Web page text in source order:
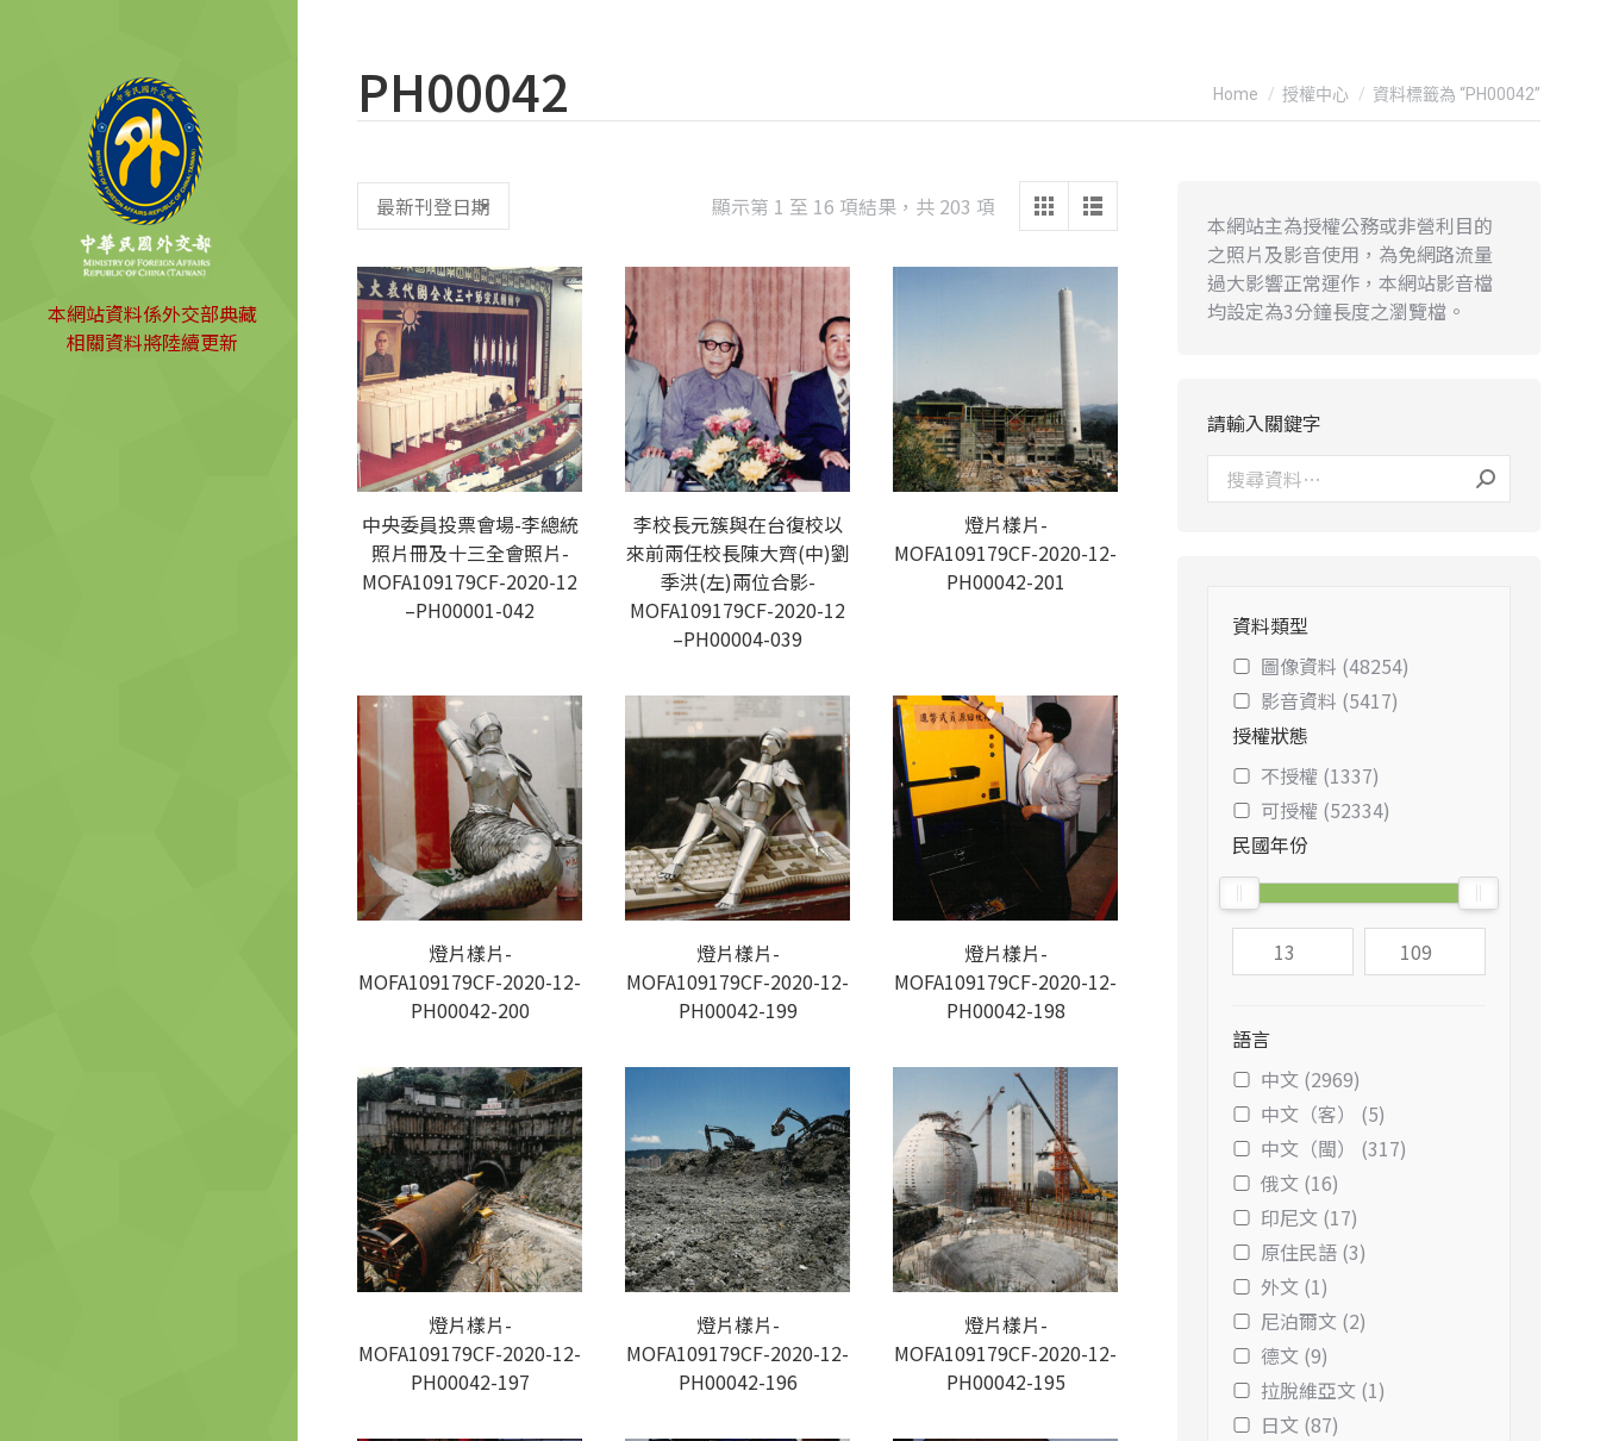
本網站資料係外交部典藏
相關資料將陸續更新
PH00042 You are here:
Home 授權中心 資料標籤為 “PH00042”
顯示第 1 至 16 項結果，共 203 項 Sorted
latest
中央委員投票會場-李總統
照片冊及十三全會照片-
MOFA109179CF-2020-12
–PH00001-042
李校長元簇與在台復校以
來前兩任校長陳大齊(中)劉
季洪(左)兩位合影-
MOFA109179CF-2020-12
–PH00004-039
燈片樣片-
MOFA109179CF-2020-12-
PH00042-201
燈片樣片-
MOFA109179CF-2020-12-
PH00042-200
燈片樣片-
MOFA109179CF-2020-12-
PH00042-199
燈片樣片-
MOFA109179CF-2020-12-
PH00042-198
燈片樣片-
MOFA109179CF-2020-12-
PH00042-197
燈片樣片-
MOFA109179CF-2020-12-
PH00042-196
燈片樣片-
MOFA109179CF-2020-12-
PH00042-195
本網站主為授權公務或非營利目的
之照片及影音使用，為免網路流量
過大影響正常運作，本網站影音檔
均設定為3分鐘長度之瀏覽檔。
請輸入關鍵字
資料類型
圖像資料 (48254)
影音資料 (5417)
授權狀態
不授權 (1337)
可授權 (52334)
民國年份
語言
中文 (2969)
中文（客） (5)
中文（閩） (317)
俄文 (16)
印尼文 (17)
原住民語 (3)
外文 (1)
尼泊爾文 (2)
德文 (9)
拉脫維亞文 (1)
日文 (87)